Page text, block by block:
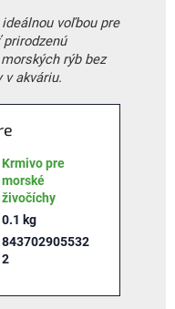
voľbou pre
rýb bez
v akváriu.
Krmivo pre
morské
živočíchy
0.1 kg
843702905532
2